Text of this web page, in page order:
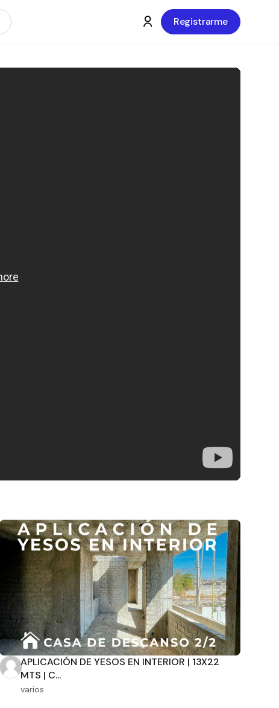
Registrarme
APLICACIÓN DE YESOS EN INTERIOR | 13X22
MTS | C...
varios